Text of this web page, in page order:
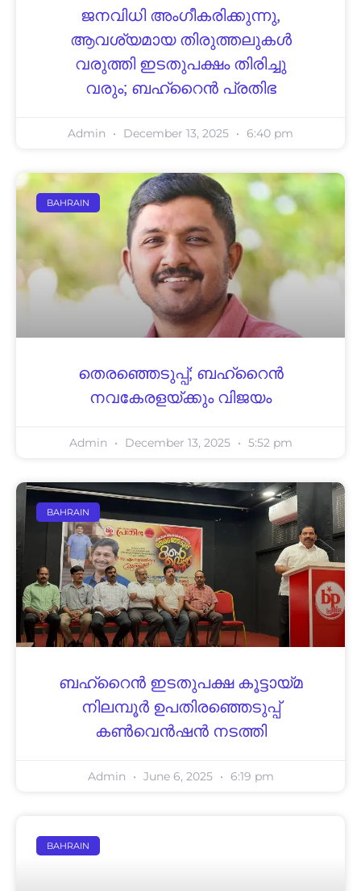
ജനവിധി അംഗീകരിക്കുന്നു,
ആവശ്യമായ തിരുത്തലുകള്‍
വരുത്തി ഇടതുപക്ഷം തിരിച്ചു
വരും; ബഹ്റൈന്‍ പ്രതിഭ
Admin December 13, 2025 6:40 pm
BAHRAIN
തെരഞ്ഞെടുപ്പ്; ബഹ്റൈന്‍
നവകേരളയ്ക്കും വിജയം
Admin December 13, 2025 5:52 pm
BAHRAIN
ബഹ്‌റൈന്‍ ഇടതുപക്ഷ കൂട്ടായ്മ
നിലമ്പൂര്‍ ഉപതിരഞ്ഞെടുപ്പ്
കണ്‍വെന്‍ഷന്‍ നടത്തി
Admin June 6, 2025 6:19 pm
BAHRAIN